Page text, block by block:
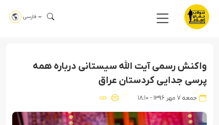
فارسی
واکنش رسمی آیت الله سیستانی درباره همه
پرسی جدایی کردستان عراق
جمعه ۷ مهر ۱۳۹۶ - ۱۸:۱۰